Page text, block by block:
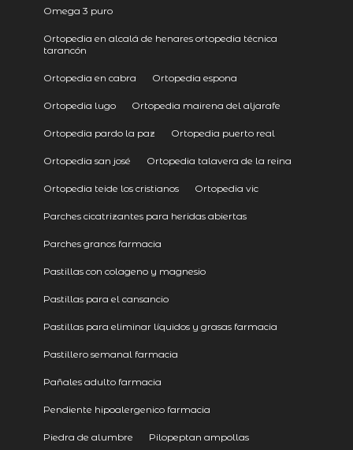
Omega 3 puro
Ortopedia en alcalá de henares ortopedia técnica
tarancón
Ortopedia en cabra Ortopedia espona
Ortopedia lugo Ortopedia mairena del aljarafe
Ortopedia pardo la paz Ortopedia puerto real
Ortopedia san josé Ortopedia talavera de la reina
Ortopedia teide los cristianos Ortopedia vic
Parches cicatrizantes para heridas abiertas
Parches granos farmacia
Pastillas con colageno y magnesio
Pastillas para el cansancio
Pastillas para eliminar líquidos y grasas farmacia
Pastillero semanal farmacia
Pañales adulto farmacia
Pendiente hipoalergenico farmacia
Piedra de alumbre Pilopeptan ampollas